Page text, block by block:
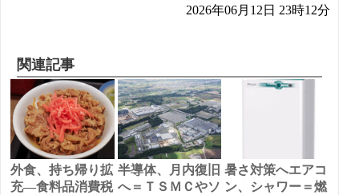
2026年06月12日 23時12分
関連記事
外食、持ち帰り拡
充―食料品消費税
半導体、月内復旧
へ＝ＴＳＭＣやソ
暑さ対策へエアコ
ン、シャワー＝燃